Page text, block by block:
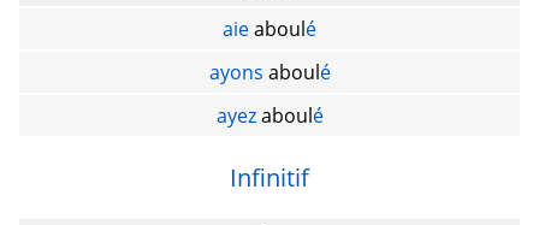
aieaboulé
ayons aboulé
ayezaboulé
Infinitif